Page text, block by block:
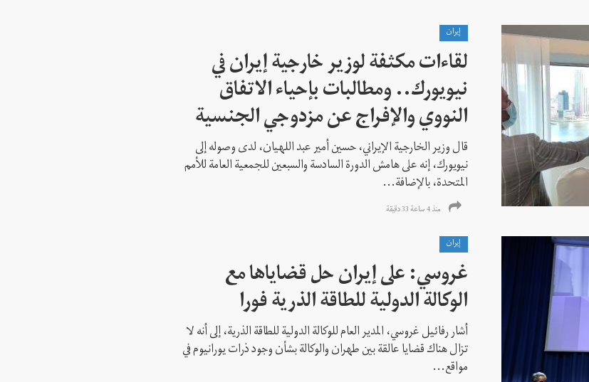
إيران
لقاءات مكثفة لوزير خارجية إيران في
نيويورك.. ومطالبات بإحياء الاتفاق
النووي والإفراج عن مزدوجي الجنسية
قال وزير الخارجية الإيراني، حسين أمير عبد اللهيان، لدى وصوله إلى
نيويورك، إنه على هامش الدورة السادسة والسبعين للجمعية العامة للأمم
المتحدة، بالإضافة...
منذ 4 ساعة 33 دقیقة
إيران
غروسي: على إيران حل قضاياها مع
الوكالة الدولية للطاقة الذرية فورا
أشار رفائيل غروسي، المدير العام للوكالة الدولية للطاقة الذرية، إلى أنه لا
تزال هناك قضايا عالقة بين طهران والوكالة بشأن وجود ذرات يورانيوم في
مواقع...